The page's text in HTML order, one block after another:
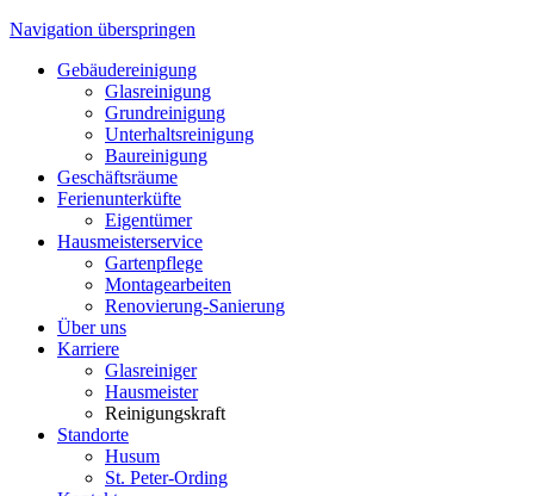
Navigation überspringen
Gebäudereinigung
Glasreinigung
Grundreinigung
Unterhaltsreinigung
Baureinigung
Geschäftsräume
Ferienunterküfte
Eigentümer
Hausmeisterservice
Gartenpflege
Montagearbeiten
Renovierung-Sanierung
Über uns
Karriere
Glasreiniger
Hausmeister
Reinigungskraft
Standorte
Husum
St. Peter-Ording